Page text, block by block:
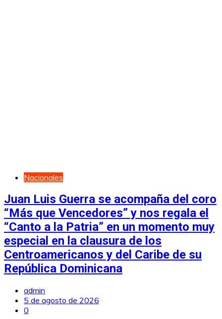
Nacionales
Juan Luis Guerra se acompaña del coro
“Más que Vencedores” y nos regala el
“Canto a la Patria” en un momento muy
especial en la clausura de los
Centroamericanos y del Caribe de su
República Dominicana
admin
5 de agosto de 2026
0